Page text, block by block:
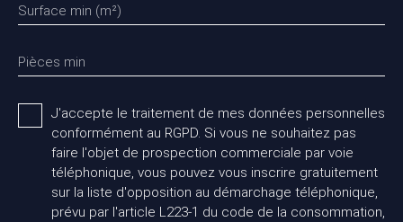
Surface min (m²)
Pièces min
J'accepte le traitement de mes données personnelles
conformément au RGPD. Si vous ne souhaitez pas
faire l'objet de prospection commerciale par voie
téléphonique, vous pouvez vous inscrire gratuitement
sur la liste d'opposition au démarchage téléphonique,
prévu par l'article L223-1 du code de la consommation,